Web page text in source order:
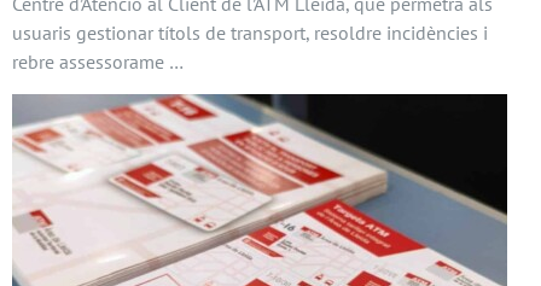
usuaris gestionar títols de transport, resoldre incidències i
rebre assessorame …